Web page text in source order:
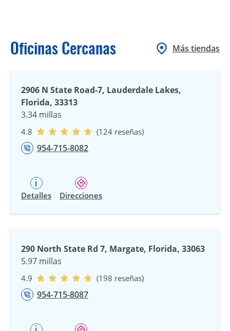
Oficinas Cercanas Más tiendas
2906 N State Road-7, Lauderdale Lakes,
Florida, 33313
3.34 millas
4.8 (124 reseñas)
954-715-8082
Detalles Direcciones
290 North State Rd 7, Margate, Florida, 33063
5.97 millas
4.9 (198 reseñas)
954-715-8087